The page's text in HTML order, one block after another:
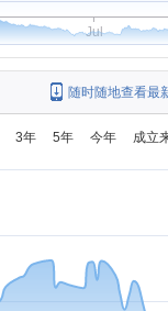
Jul
随时随地查看最
3年 5年 今年 成立